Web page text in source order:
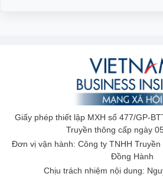
Giấy phép thiết lập MXH số 477/GP-
Truyền thông cấp ngày
Đơn vị vận hành: Công ty TNHH
Đồng Hành
Chịu trách nhiệm nội dung: